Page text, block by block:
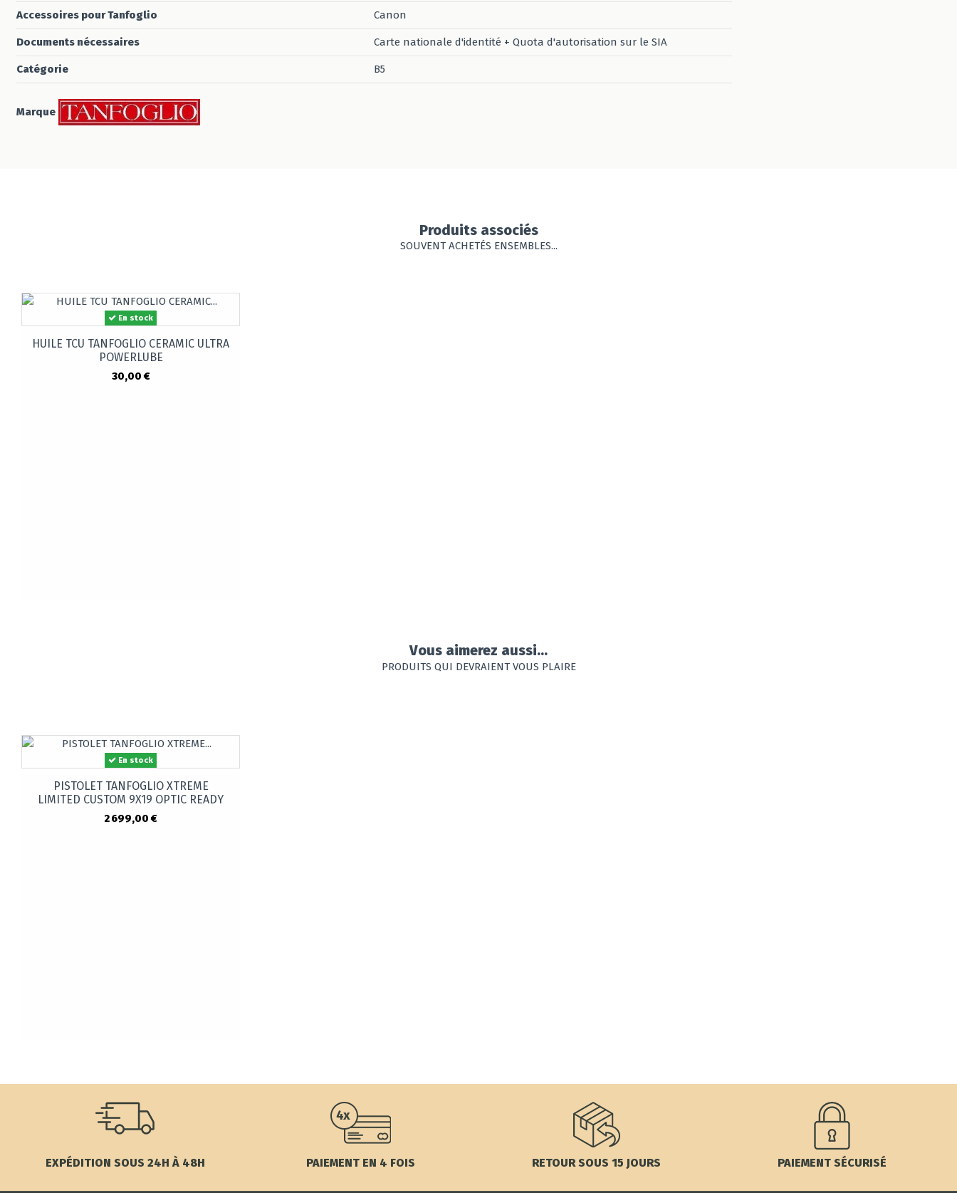
Accessoires pour Tanfoglio Canon
Documents nécessaires Carte nationale d'identité + Quota d'autorisation sur le SIA
Catégorie B5
Marque
Produits associés
SOUVENT ACHETÉS ENSEMBLES...
En stock
HUILE TCU TANFOGLIO CERAMIC ULTRA
POWERLUBE
30,00 €
Vous aimerez aussi...
PRODUITS QUI DEVRAIENT VOUS PLAIRE
En stock
PISTOLET TANFOGLIO XTREME
LIMITED CUSTOM 9X19 OPTIC READY
2 699,00 €
EXPÉDITION SOUS 24H À 48H PAIEMENT EN 4 FOIS RETOUR SOUS 15 JOURS PAIEMENT SÉCURISÉ